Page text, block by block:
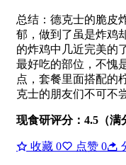
总结：德克士的脆皮
郁，做到了虽是炸鸡
的炸鸡中几近完美的
最好吃的部位，不愧
点，套餐里面搭配的
克士的朋友们不可不
现食研评分：4.5（满
收藏 0 点赞 0